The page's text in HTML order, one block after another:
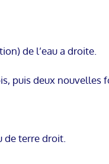
de l’eau a droite.
puis deux nouvelles
de terre droit.